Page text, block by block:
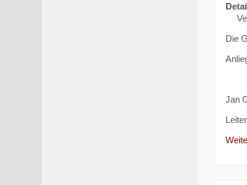
Die
Jan